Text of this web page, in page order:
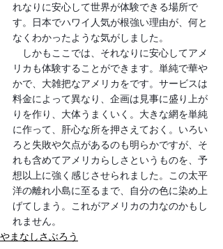
れなりに安心して世界が体験できる場所で
す。日本でハワイ人気が根強い理由が、何と
なくわかったような気がしました。
しかもここでは、それなりに安心してアメ
リカも体験することができます。単純で華や
かで、大雑把なアメリカをです。サービスは
料金によって異なり、企画は見事に盛り上が
りを作り、大体うまくいく。大きな網を単純
に作って、肝心な所を押さえておく。いろい
ろと失敗や欠点があるのも明らかですが、そ
れも含めてアメリカらしさというものを、予
想以上に強く感じさせられました。この太平
洋の離れ小島に至るまで、自分の色に染め上
げてしまう。これがアメリカの力なのかもし
れません。
やまなしさぶろう